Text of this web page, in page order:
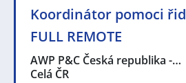
Koordinátor pomoci
FULL REMOTE
AWP P&C Česká republika -…
Celá ČR